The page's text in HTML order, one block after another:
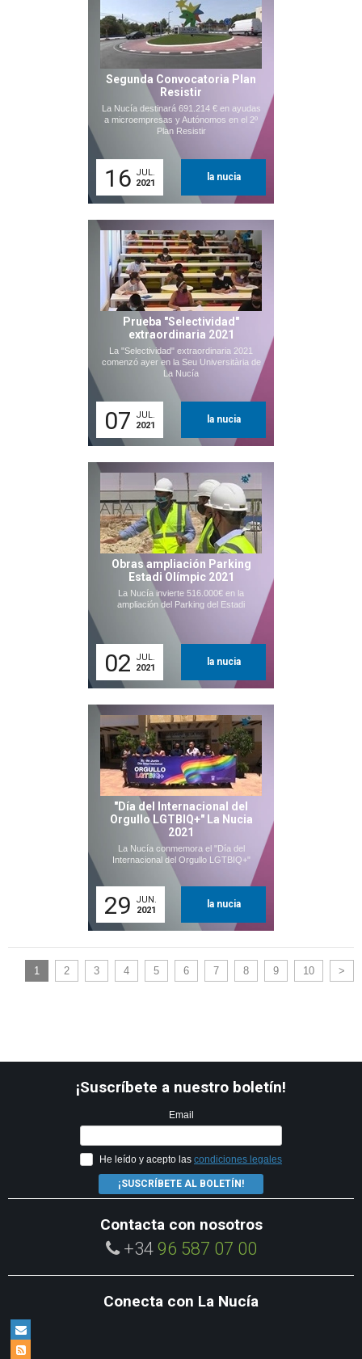
Segunda Convocatoria Plan
Resistir
La Nucía destinará 691.214 € en ayudas
a microempresas y Autónomos en el 2º
Plan Resistir
16 JUL.
2021
la nucia
Prueba "Selectividad"
extraordinaria 2021
La "Selectividad" extraordinaria 2021
comenzó ayer en la Seu Universitària de
La Nucía
07
JUL.
2021
la nucia
Obras ampliación Parking
Estadi Olímpic 2021
La Nucía invierte 516.000€ en la
ampliación del Parking del Estadi
02
JUL.
2021
la nucia
"Día del Internacional del
Orgullo LGTBIQ+" La Nucia
2021
La Nucía conmemora el "Día del
Internacional del Orgullo LGTBIQ+"
29
JUN.
2021
la nucia
1 2 3 4 5 6 7 8 9 10 >
¡Suscríbete a nuestro boletín!
Email
He leído y acepto las condiciones legales
¡SUSCRÍBETE AL BOLETÍN!
Contacta con nosotros
+34 96 587 07 00
Conecta con La Nucía